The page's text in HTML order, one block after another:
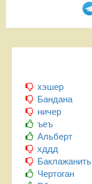
хэшер
Бандана
ничер
ъеъ
Альберт
хддд
Баклажанить
Чертоган